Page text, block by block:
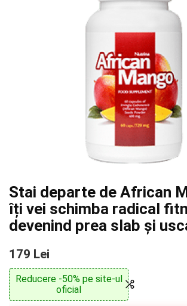
Stai departe de African
îți vei schimba radical
devenind prea slab și
179 Lei
Reducere -50% pe site-ul
oficial